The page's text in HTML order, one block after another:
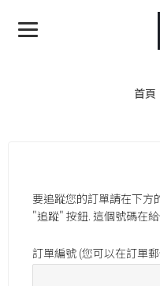
首頁
要追蹤您的訂單請在下方
"追蹤" 按鈕. 這個號碼在
訂單編號 (您可以在訂單